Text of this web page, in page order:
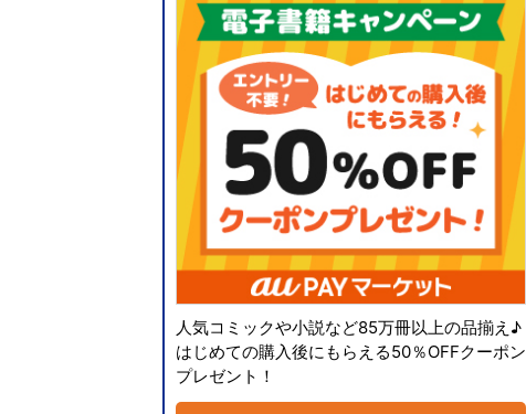
人気コミックや小説など85万冊以上の品揃え♪
はじめての購入後にもらえる50％OFFクーポン
プレゼント！